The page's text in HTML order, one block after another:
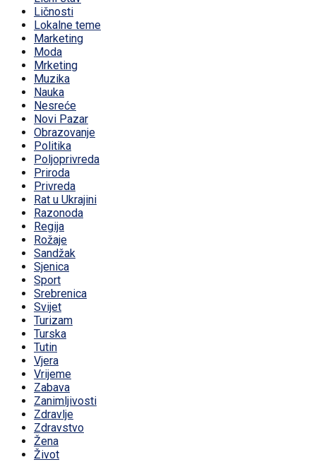
Ličnosti
Lokalne teme
Marketing
Moda
Mrketing
Muzika
Nauka
Nesreće
Novi Pazar
Obrazovanje
Politika
Poljoprivreda
Priroda
Privreda
Rat u Ukrajini
Razonoda
Regija
Rožaje
Sandžak
Sjenica
Sport
Srebrenica
Svijet
Turizam
Turska
Tutin
Vjera
Vrijeme
Zabava
Zanimljivosti
Zdravlje
Zdravstvo
Žena
Život